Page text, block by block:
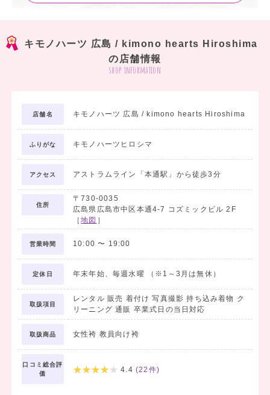
トータルコーディネートも、キモノハーツにお任せください！
お客様のスタイリングに合わせた小物を一つ一つセレクトし、トータルでコーデ
ィネートいたします。
キモノハーツ 広島 / kimono hearts Hiroshima
の店舗情報
shop information
店舗名 キモノハーツ 広島 / kimono hearts Hiroshima
ふりがな キモノハーツヒロシマ
アクセス アストラムライン「本通駅」から徒歩3分
住所
〒730-0035
広島県広島市中区本通4-7 コズミックビル 2F
［地図 ］
営業時間 10:00 〜 19:00
定休日 年末年始、毎週水曜 （※1～3月は無休）
取扱項目
レンタル 販売 着付け 写真撮影 持ち込み着物 ク
リーニング 通販 卒業式日の当日対応
取扱商品 女性袴 教員向け袴
口コミ総合評
価
4.4 (22 件)